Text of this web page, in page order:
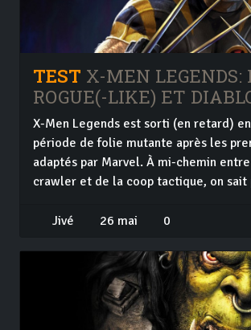
TEST X-MEN LEGENDS:
ROGUE(-LIKE) ET
X-Men Legends est sorti (en retard)
période de folie mutante après les
adaptés par Marvel. À mi-chemin
crawler et de la coop tactique, on sait
Jivé 26 mai 0